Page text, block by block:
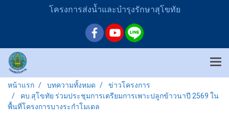
โครงการส่งน้ำและบำรุงรักษาสุโขทัย
หน้าแรก บทความทั้งหมด
ข่าวโครงการ
คบ.สุโขทัย ร่วมประชุมการเตรียมการเพาะปลูกข้าวนาปี 2569 ใน
พื้นที่โครงการบางระกำโมเดล